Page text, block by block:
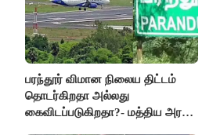
பரந்தூர் விமான நிலைய திட்டம்
தொடர்கிறதா அல்லது
கைவிடப்படுகிறதா?- மத்திய அரசு